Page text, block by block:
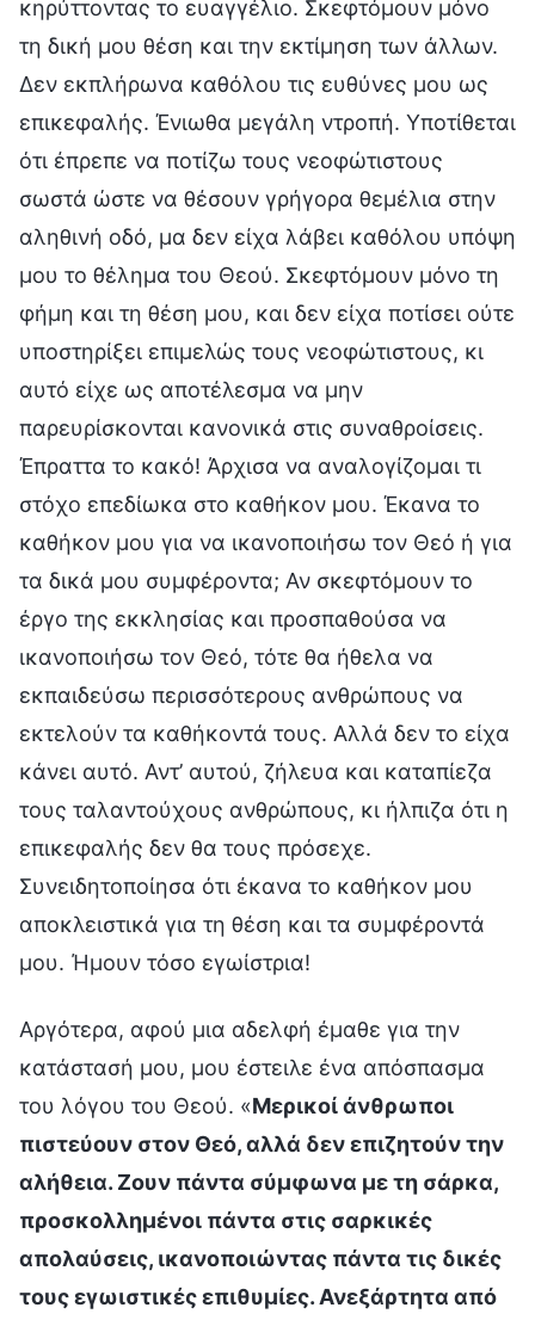
κηρύττοντας το ευαγγέλιο. Σκεφτόμουν μόνο
τη δική μου θέση και την εκτίμηση των άλλων.
Δεν εκπλήρωνα καθόλου τις ευθύνες μου ως
επικεφαλής. Ένιωθα μεγάλη ντροπή. Υποτίθεται
ότι έπρεπε να ποτίζω τους νεοφώτιστους
σωστά ώστε να θέσουν γρήγορα θεμέλια στην
αληθινή οδό, μα δεν είχα λάβει καθόλου υπόψη
μου το θέλημα του Θεού. Σκεφτόμουν μόνο τη
φήμη και τη θέση μου, και δεν είχα ποτίσει ούτε
υποστηρίξει επιμελώς τους νεοφώτιστους, κι
αυτό είχε ως αποτέλεσμα να μην
παρευρίσκονται κανονικά στις συναθροίσεις.
Έπραττα το κακό! Άρχισα να αναλογίζομαι τι
στόχο επεδίωκα στο καθήκον μου. Έκανα το
καθήκον μου για να ικανοποιήσω τον Θεό ή για
τα δικά μου συμφέροντα; Αν σκεφτόμουν το
έργο της εκκλησίας και προσπαθούσα να
ικανοποιήσω τον Θεό, τότε θα ήθελα να
εκπαιδεύσω περισσότερους ανθρώπους να
εκτελούν τα καθήκοντά τους. Αλλά δεν το είχα
κάνει αυτό. Αντ’ αυτού, ζήλευα και καταπίεζα
τους ταλαντούχους ανθρώπους, κι ήλπιζα ότι η
επικεφαλής δεν θα τους πρόσεχε.
Συνειδητοποίησα ότι έκανα το καθήκον μου
αποκλειστικά για τη θέση και τα συμφέροντά
μου. Ήμουν τόσο εγωίστρια!
Αργότερα, αφού μια αδελφή έμαθε για την
κατάστασή μου, μου έστειλε ένα απόσπασμα
του λόγου του Θεού. «Μερικοί άνθρωποι
πιστεύουν στον Θεό, αλλά δεν επιζητούν την
αλήθεια. Ζουν πάντα σύμφωνα με τη σάρκα,
προσκολλημένοι πάντα στις σαρκικές
απολαύσεις, ικανοποιώντας πάντα τις δικές
τους εγωιστικές επιθυμίες. Ανεξάρτητα από